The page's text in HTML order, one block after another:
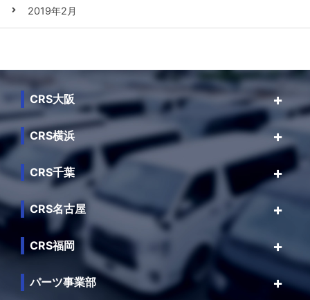
2019年2月
CRS大阪
CRS横浜
CRS千葉
CRS名古屋
CRS福岡
パーツ事業部